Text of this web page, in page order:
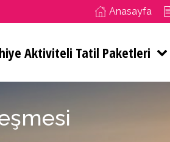
Anasayfa
Aktiviteli Tatil Paketleri